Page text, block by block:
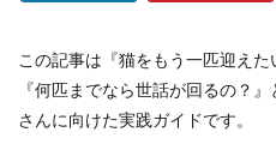
この記事は『猫をもう一匹迎えた
『何匹までなら世話が回るの？
さんに向けた実践ガイドです。